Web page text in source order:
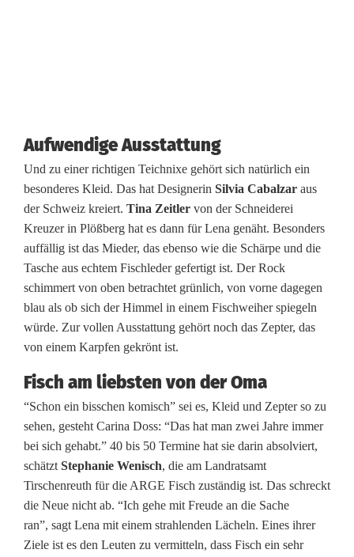
Aufwendige Ausstattung
Und zu einer richtigen Teichnixe gehört sich natürlich ein
besonderes Kleid. Das hat Designerin Silvia Cabalzar aus
der Schweiz kreiert. Tina Zeitler von der Schneiderei
Kreuzer in Plößberg hat es dann für Lena genäht. Besonders
auffällig ist das Mieder, das ebenso wie die Schärpe und die
Tasche aus echtem Fischleder gefertigt ist. Der Rock
schimmert von oben betrachtet grünlich, von vorne dagegen
blau als ob sich der Himmel in einem Fischweiher spiegeln
würde. Zur vollen Ausstattung gehört noch das Zepter, das
von einem Karpfen gekrönt ist.
Fisch am liebsten von der Oma
“Schon ein bisschen komisch” sei es, Kleid und Zepter so zu
sehen, gesteht Carina Doss: “Das hat man zwei Jahre immer
bei sich gehabt.” 40 bis 50 Termine hat sie darin absolviert,
schätzt Stephanie Wenisch, die am Landratsamt
Tirschenreuth für die ARGE Fisch zuständig ist. Das schreckt
die Neue nicht ab. “Ich gehe mit Freude an die Sache
ran”, sagt Lena mit einem strahlenden Lächeln. Eines ihrer
Ziele ist es den Leuten zu vermitteln, dass Fisch ein sehr